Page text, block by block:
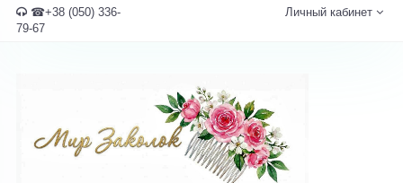
☎+38 (050) 336-
79-67
Личный кабинет